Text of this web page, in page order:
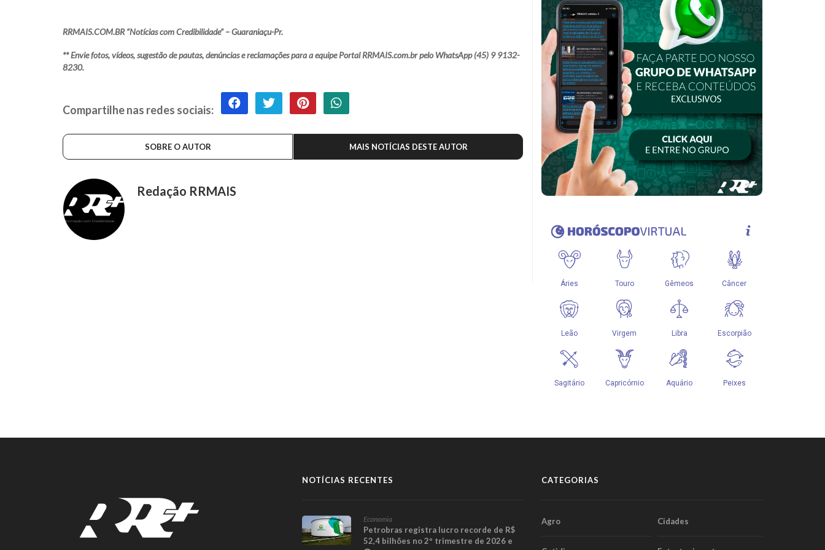
RRMAIS.COM.BR “Notícias com Credibilidade” – Guaraniaçu-Pr.
** Envie fotos, vídeos, sugestão de pautas, denúncias e reclamações para a equipe Portal RRMAIS.com.br pelo WhatsApp (45) 9 9132-
8230.
Compartilhe nas redes sociais:
SOBRE O AUTOR MAIS NOTÍCIAS DESTE AUTOR
Redação RRMAIS
NOTÍCIAS RECENTES
Economia
Petrobras registra lucro recorde de R$
52,4 bilhões no 2º trimestre de 2026 e
CATEGORIAS
Agro Cidades